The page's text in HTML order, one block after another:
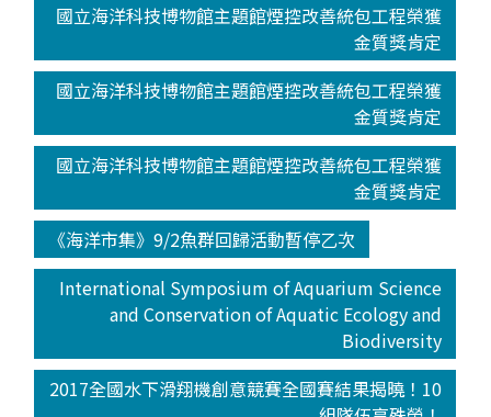
國立海洋科技博物館主題館煙控改善統包工程榮獲
金質獎肯定
國立海洋科技博物館主題館煙控改善統包工程榮獲
金質獎肯定
國立海洋科技博物館主題館煙控改善統包工程榮獲
金質獎肯定
《海洋市集》9/2魚群回歸活動暫停乙次
International Symposium of Aquarium Science
and Conservation of Aquatic Ecology and
Biodiversity
2017全國水下滑翔機創意競賽全國賽結果揭曉！10